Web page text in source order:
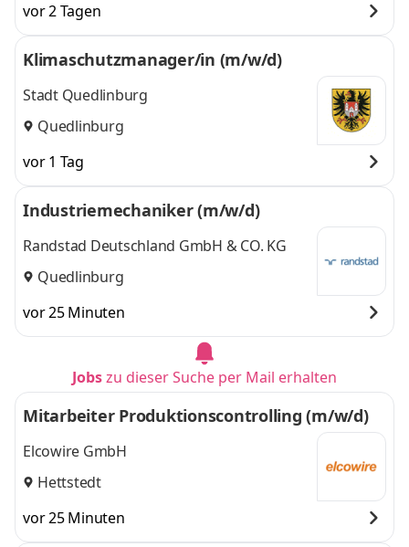
vor 2 Tagen
Klimaschutzmanager/in (m/w/d)
Stadt Quedlinburg
Quedlinburg
vor 1 Tag
Industriemechaniker (m/w/d)
Randstad Deutschland GmbH & CO. KG
Quedlinburg
vor 25 Minuten
Jobszu dieser Suche per Mail erhalten
Mitarbeiter Produktionscontrolling (m/w/d)
Elcowire GmbH
Hettstedt
vor 25 Minuten